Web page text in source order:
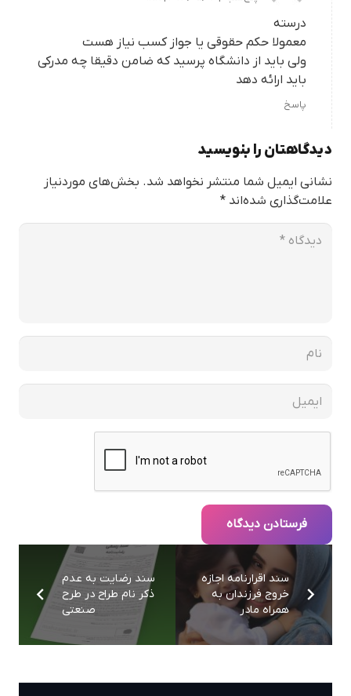
درسته
معمولا حکم حقوقی یا جواز کسب نیاز هست
ولی باید از دانشگاه پرسید که ضامن دقیقا چه مدرکی
باید ارائه دهد
پاسخ
دیدگاهتان را بنویسید
نشانی ایمیل شما منتشر نخواهد شد. بخش‌های موردنیاز
علامت‌گذاری شده‌اند *
فرستادن دیدگاه
سند رضایت به عدم
ذکر نام طراح در طرح
صنعتی
سند اقرارنامه اجازه
خروج فرزندان به
همراه مادر